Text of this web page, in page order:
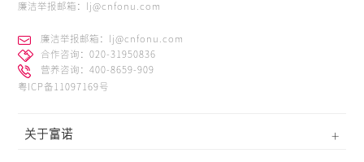
廉洁举报邮箱：lj@cnfonu.com
廉洁举报邮箱：lj@cnfonu.com
合作咨询：020-31950836
营养咨询：400-8659-909
粤ICP备11097169号
关于富诺